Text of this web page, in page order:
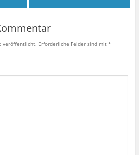
veröffentlicht. Erforderliche Felder sind mit *